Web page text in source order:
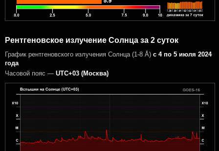
Рентгеновское излучение Солнца за 2 суток
График рентгеновского излучения Солнца (1-8 Å) с 4 по 5 июля 2024
года
Часовой пояс — UTC+03 (Москва)